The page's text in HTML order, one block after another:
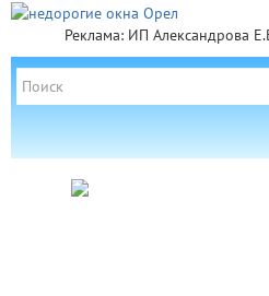
Реклама: ИП Александрова